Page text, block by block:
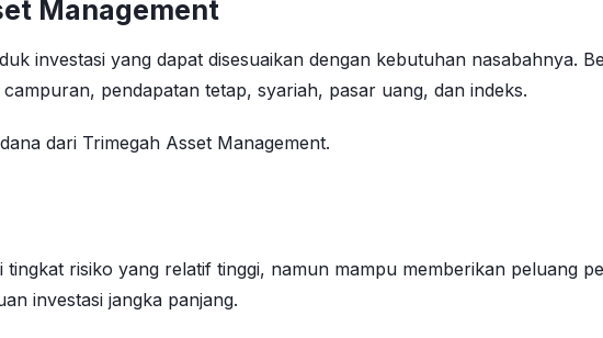
Management
investasi yang dapat disesuaikan dengan kebutuhan nasabahnya.
pendapatan tetap, syariah, pasar uang, dan indeks.
dari Trimegah Asset Management.
risiko yang relatif tinggi, namun mampu memberikan peluang
investasi jangka panjang.